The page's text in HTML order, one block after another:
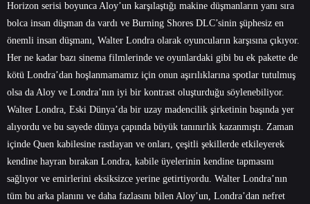
Horizon serisi boyunca Aloy’un karşılaştığı makine düşmanların yanı sıra
bolca insan düşman da vardı ve Burning Shores DLC’sinin şüphesiz en
önemli insan düşmanı, Walter Londra olarak oyuncuların karşısına çıkıyor.
Her ne kadar bazı sinema filmlerinde ve oyunlardaki gibi bu ek pakette de
kötü Londra’dan hoşlanmamamız için onun aşırılıklarına spotlar tutulmuş
olsa da Aloy ve Londra’nın iyi bir kontrast oluşturduğu söylenebiliyor.
Walter Londra, Eski Dünya’da bir uzay madencilik şirketinin başında yer
alıyordu ve bu sayede dünya çapında büyük tanınırlık kazanmıştı. Zaman
içinde Quen kabilesine rastlayan ve onları, çeşitli şekillerde etkileyerek
kendine hayran bırakan Londra, kabile üyelerinin kendine tapmasını
sağlıyor ve emirlerini eksiksizce yerine getirtiyordu. Walter Londra’nın
tüm bu arka planını ve daha fazlasını bilen Aloy’un, Londra’dan nefret